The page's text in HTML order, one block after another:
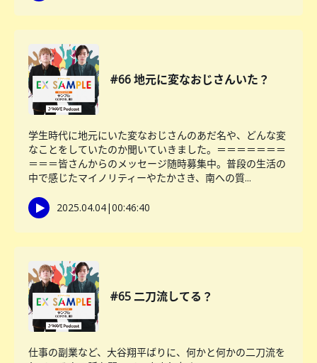
#66 地元に変なおじさんいた？
学生時代に地元にいた変なおじさんのあだ名や、どんな変
なことをしていたのか聞いていきました。＝＝＝＝＝＝＝
＝＝＝皆さんからのメッセージ随時募集中。普段の生活の
中で感じたマイノリティーやたかさき、南への質...
2025.04.04|00:46:40
#65 二刀流してる？
仕事の副業など、大谷翔平ばりに、何かと何かの二刀流を